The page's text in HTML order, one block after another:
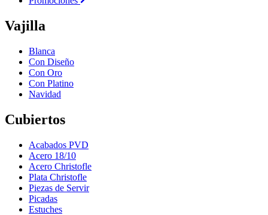
Vajilla
Blanca
Con Diseño
Con Oro
Con Platino
Navidad
Cubiertos
Acabados PVD
Acero 18/10
Acero Christofle
Plata Christofle
Piezas de Servir
Picadas
Estuches